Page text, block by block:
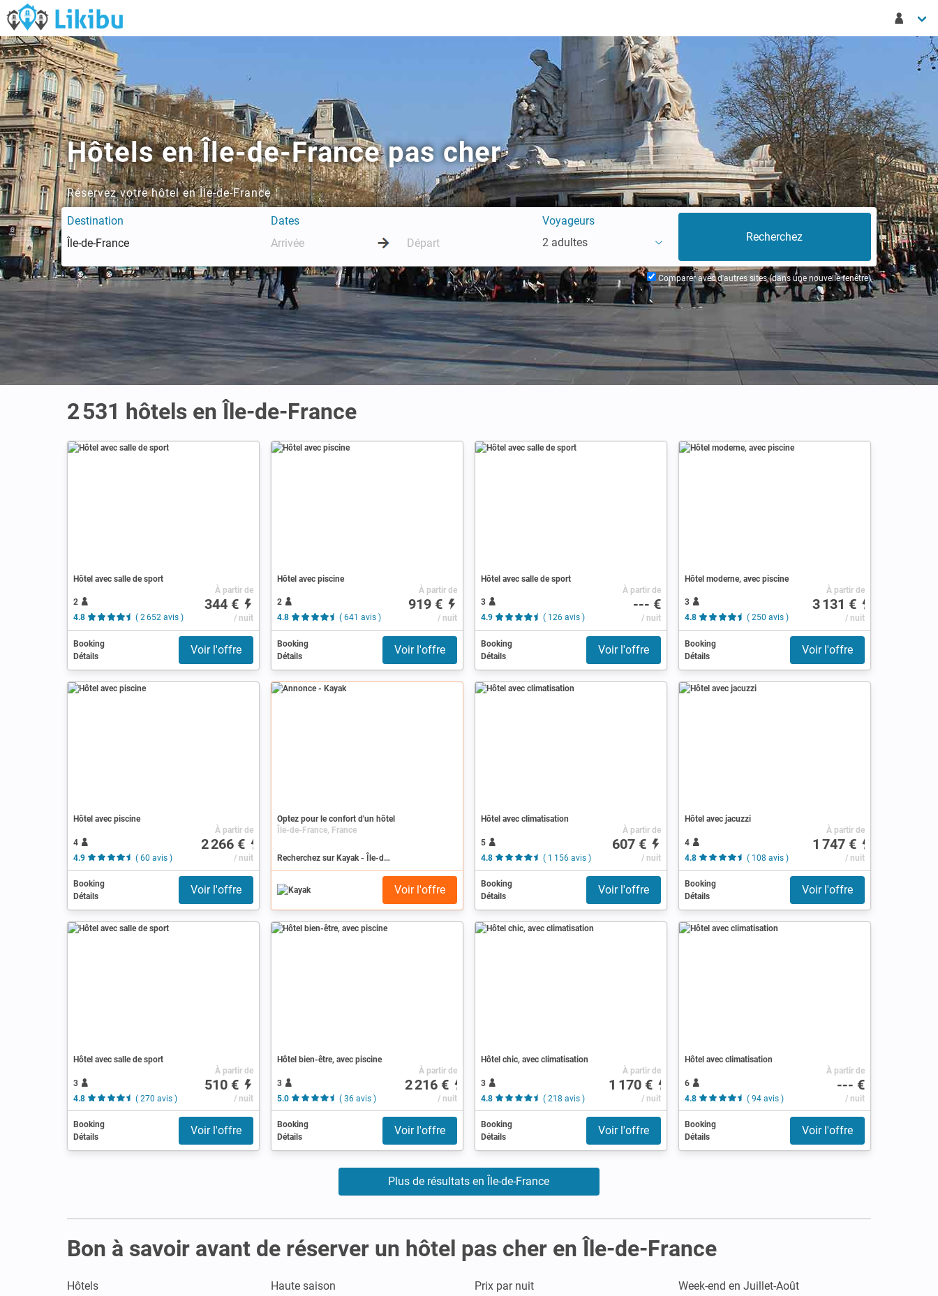
Hôtels en Île-de-France pas cher
Réservez votre hôtel en Île-de-France
Destination Dates
Voyageurs
2 adultes
Comparer avec d'autres sites (dans une nouvelle fenêtre)
2 531 hôtels en Île-de-France
Hôtel avec salle de sport
2
4.8
( 2 652 avis )
À partir de
344 €
/ nuit
Booking
Détails
Voir l'offre
Hôtel avec piscine
2
4.8
( 641 avis )
À partir de
919 €
/ nuit
Booking
Détails
Voir l'offre
Hôtel avec salle de sport
3
4.9
( 126 avis )
À partir de
--- €
/ nuit
Booking
Détails
Voir l'offre
Hôtel moderne, avec piscine
3
4.8
( 250 avis )
À partir de
3 131 €
/ nuit
Booking
Détails
Voir l'offre
Hôtel avec piscine
4
4.9
( 60 avis )
À partir de
2 266 €
/ nuit
Booking
Détails
Voir l'offre
Annonce
Optez pour le confort d'un hôtel
Île-de-France, France
Recherchez sur Kayak - Île-de-France
Voir l'offre
Hôtel avec climatisation
5
4.8
( 1 156 avis )
À partir de
607 €
/ nuit
Booking
Détails
Voir l'offre
Hôtel avec jacuzzi
4
4.8
( 108 avis )
À partir de
1 747 €
/ nuit
Booking
Détails
Voir l'offre
Hôtel avec salle de sport
3
4.8
( 270 avis )
À partir de
510 €
/ nuit
Booking
Détails
Voir l'offre
Hôtel bien-être, avec piscine
3
5.0
( 36 avis )
À partir de
2 216 €
/ nuit
Booking
Détails
Voir l'offre
Hôtel chic, avec climatisation
3
4.8
( 218 avis )
À partir de
1 170 €
/ nuit
Booking
Détails
Voir l'offre
Hôtel avec climatisation
6
4.8
( 94 avis )
À partir de
--- €
/ nuit
Booking
Détails
Voir l'offre
Plus de résultats en Île-de-France
Bon à savoir avant de réserver un hôtel pas cher en Île-de-France
Hôtels Haute saison Prix par nuit Week-end en Juillet-Août